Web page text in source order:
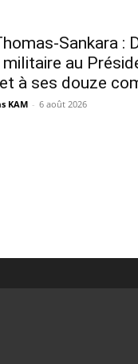
Sankara :
au
à ses douze
KAM - 6 août 2026